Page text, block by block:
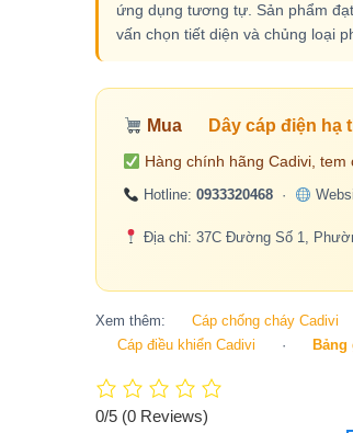
ứng dụng tương tự. Sản phẩm
vấn chọn tiết diện và chủng loại
Mua Dây cáp điện hạ
Hàng chính hãng Cadivi, tem
Hotline: 0933320468·
Địa chỉ: 37C Đường Số 1,
Xem thêm: Cáp chống cháy Cadivi
Cáp điều khiển Cadivi
· Bảng
0/5 (0 Reviews)